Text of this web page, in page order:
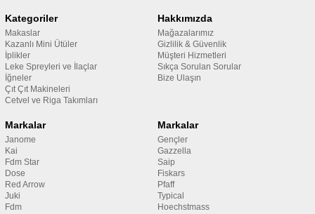
Kategoriler
Makaslar
Kazanlı Mini Ütüler
İplikler
Leke Spreyleri ve İlaçlar
İğneler
Çıt Çıt Makineleri
Cetvel ve Riga Takımları
Hakkımızda
Mağazalarımız
Gizlilik & Güvenlik
Müşteri Hizmetleri
Sıkça Sorulan Sorular
Bize Ulaşın
Markalar
Janome
Kai
Fdm Star
Dose
Red Arrow
Juki
Fdm
Markalar
Gençler
Gazzella
Saip
Fiskars
Pfaff
Typical
Hoechstmass